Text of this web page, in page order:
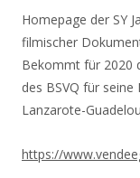
Homepage der SY
filmischer
Bekommt für 2020
des BSVQ für
Lanzarote-
https://